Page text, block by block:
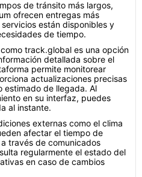
de tránsito más largos,
ofrecen entregas más
están disponibles y
de tiempo.
track.global es una opción
detallada sobre el
permite monitorear
actualizaciones precisas
estimado de llegada. Al
en su interfaz, puedes
al instante.
externas como el clima
afectar el tiempo de
través de comunicados
regularmente el estado del
en caso de cambios